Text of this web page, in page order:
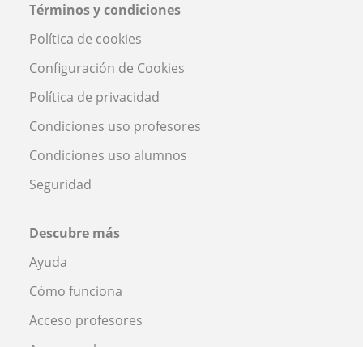
Términos y condiciones
Política de cookies
Configuración de Cookies
Política de privacidad
Condiciones uso profesores
Condiciones uso alumnos
Seguridad
Descubre más
Ayuda
Cómo funciona
Acceso profesores